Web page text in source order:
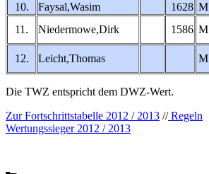
10.
Faysal,Wasim 1628 M
11.
Niedermowe,Dirk 1586 M
12. Leicht,Thomas M
Die TWZ entspricht dem DWZ-Wert.
Zur Fortschrittstabelle 2012 / 2013 //Regeln
Wertungssieger 2012 / 2013